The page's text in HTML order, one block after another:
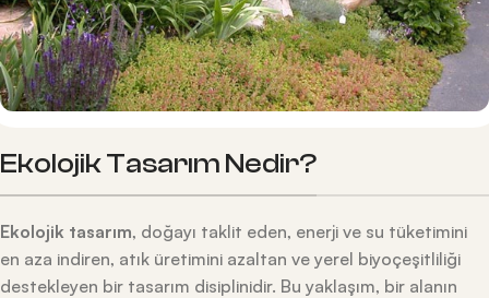
Ekolojik Tasarım Nedir?
Ekolojik tasarım, doğayı taklit eden, enerji ve su tüketimini
en aza indiren, atık üretimini azaltan ve yerel biyoçeşitliliği
destekleyen bir tasarım disiplinidir. Bu yaklaşım, bir alanın